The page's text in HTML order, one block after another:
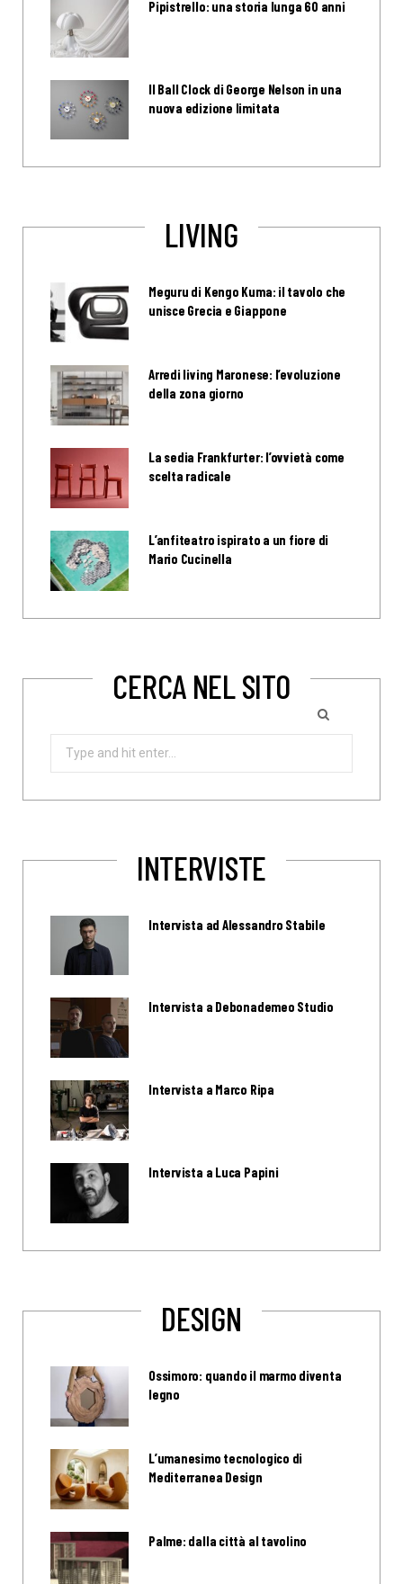
Pipistrello: una storia lunga 60 anni
Il Ball Clock di George Nelson in una
nuova edizione limitata
LIVING
Meguru di Kengo Kuma: il tavolo che
unisce Grecia e Giappone
Arredi living Maronese: l’evoluzione
della zona giorno
La sedia Frankfurter: l’ovvietà come
scelta radicale
L’anfiteatro ispirato a un fiore di
Mario Cucinella
CERCA NEL SITO
Search
INTERVISTE
Intervista ad Alessandro Stabile
Intervista a Debonademeo Studio
Intervista a Marco Ripa
Intervista a Luca Papini
DESIGN
Ossimoro: quando il marmo diventa
legno
L’umanesimo tecnologico di
Mediterranea Design
Palme: dalla città al tavolino